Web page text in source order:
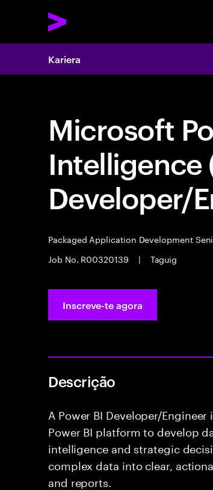
Kariera
Microsoft
Intelligence
Developer/
Packaged Application Development
Job No. R00320139
| Taguig
Inscreve-te agora
Descrição
A Power BI Developer/
Power BI platform to develop
intelligence and strategic
complex data into clear,
and reports.